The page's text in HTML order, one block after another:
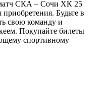
СКА – Сочи ХК 25
Будьте в
свою команду и
Покупайте билеты
спортивному